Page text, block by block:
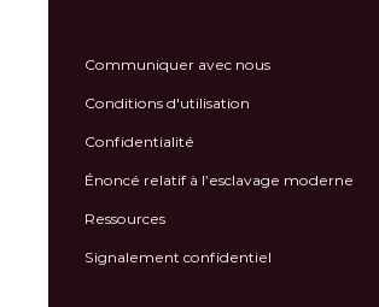
Communiquer avec nous
Conditions d'utilisation
Confidentialité
Énoncé relatif à l’esclavage moderne
Ressources
Signalement confidentiel